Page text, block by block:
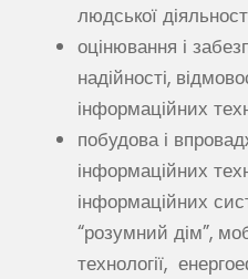
людської
оцінювання і
надійності,
інформаційних
побудова і
інформаційних
інформаційних
“розумний дім”,
технології,